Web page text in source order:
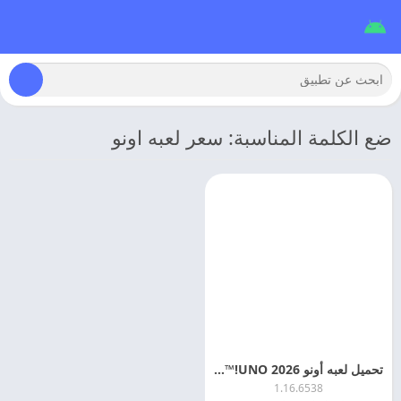
ضع الكلمة المناسبة: سعر لعبه اونو
تحميل لعبه أونو 2026 UNO!™ مهكره للاندرويد
1.16.6538